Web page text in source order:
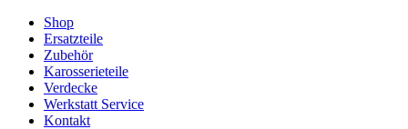
Shop
Ersatzteile
Zubehör
Karosserieteile
Verdecke
Werkstatt Service
Kontakt